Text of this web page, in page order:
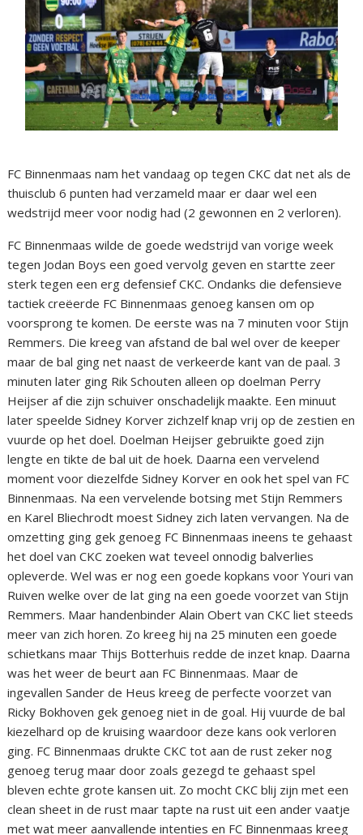
FC Binnenmaas nam het vandaag op tegen CKC dat net als de
thuisclub 6 punten had verzameld maar er daar wel een
wedstrijd meer voor nodig had (2 gewonnen en 2 verloren).
FC Binnenmaas wilde de goede wedstrijd van vorige week
tegen Jodan Boys een goed vervolg geven en startte zeer
sterk tegen een erg defensief CKC. Ondanks die defensieve
tactiek creëerde FC Binnenmaas genoeg kansen om op
voorsprong te komen. De eerste was na 7 minuten voor Stijn
Remmers. Die kreeg van afstand de bal wel over de keeper
maar de bal ging net naast de verkeerde kant van de paal. 3
minuten later ging Rik Schouten alleen op doelman Perry
Heijser af die zijn schuiver onschadelijk maakte. Een minuut
later speelde Sidney Korver zichzelf knap vrij op de zestien en
vuurde op het doel. Doelman Heijser gebruikte goed zijn
lengte en tikte de bal uit de hoek. Daarna een vervelend
moment voor diezelfde Sidney Korver en ook het spel van FC
Binnenmaas. Na een vervelende botsing met Stijn Remmers
en Karel Bliechrodt moest Sidney zich laten vervangen. Na de
omzetting ging gek genoeg FC Binnenmaas ineens te gehaast
het doel van CKC zoeken wat teveel onnodig balverlies
opleverde. Wel was er nog een goede kopkans voor Youri van
Ruiven welke over de lat ging na een goede voorzet van Stijn
Remmers. Maar handenbinder Alain Obert van CKC liet steeds
meer van zich horen. Zo kreeg hij na 25 minuten een goede
schietkans maar Thijs Botterhuis redde de inzet knap. Daarna
was het weer de beurt aan FC Binnenmaas. Maar de
ingevallen Sander de Heus kreeg de perfecte voorzet van
Ricky Bokhoven gek genoeg niet in de goal. Hij vuurde de bal
kiezelhard op de kruising waardoor deze kans ook verloren
ging. FC Binnenmaas drukte CKC tot aan de rust zeker nog
genoeg terug maar door zoals gezegd te gehaast spel
bleven echte grote kansen uit. Zo mocht CKC blij zijn met een
clean sheet in de rust maar tapte na rust uit een ander vaatje
met wat meer aanvallende intenties en FC Binnenmaas kreeg